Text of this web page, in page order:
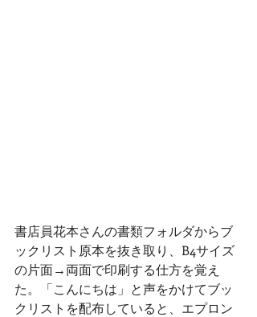
書店員花本さんの書類フォルダからブ
ックリスト原本を抜き取り、B4サイズ
の片面→両面で印刷する仕方を覚え
た。「こんにちは」と声をかけてブッ
クリストを配布していると、エプロン